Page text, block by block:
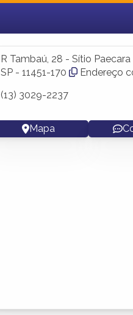
Fazer login
Criar conta
R Tambaú, 28 - Sítio
SP - 11451-170
Endereço
(13) 3029-2237
Mapa